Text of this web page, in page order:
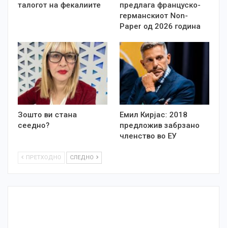
талогот на фекалиите
предлага француско-
германскиот Non-
Paper од 2026 година
Зошто ви стана
сеедно?
Емил Кирјас: 2018
предложив забрзано
членство во ЕУ
ПРЕТХОДНО СЛЕДНО